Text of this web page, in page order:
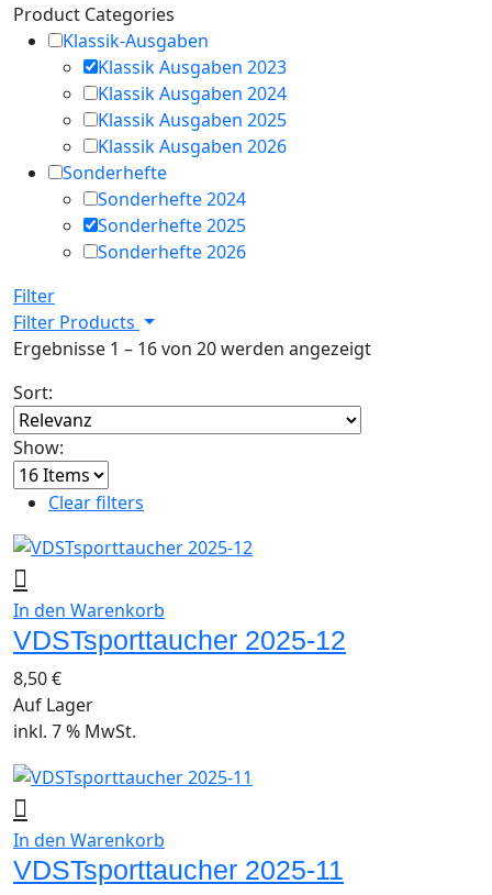
Product Categories
Klassik-Ausgaben
Klassik Ausgaben 2023
Klassik Ausgaben 2024
Klassik Ausgaben 2025
Klassik Ausgaben 2026
Sonderhefte
Sonderhefte 2024
Sonderhefte 2025
Sonderhefte 2026
Filter
Filter Products
Ergebnisse 1 – 16 von 20 werden angezeigtNach
Sort:
Show:
Clear filters
In den Warenkorb
VDSTsporttaucher 2025-12
8,50€
Auf Lager
inkl. 7 % MwSt.
In den Warenkorb
VDSTsporttaucher 2025-11